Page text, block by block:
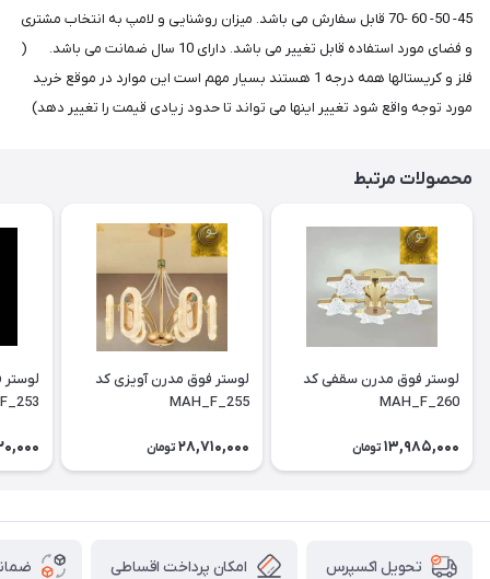
45- 50- 60 -70 قابل سفارش می باشد. میزان روشنایی و لامپ به انتخاب مشتری
و فضای مورد استفاده قابل تغییر می باشد. دارای 10 سال ضمانت می باشد. (
فلز و کریستالها همه درجه 1 هستند بسیار مهم است این موارد در موقع خرید
مورد توجه واقع شود تغییر اینها می تواند تا حدود زیادی قیمت را تغییر دهد)
محصولات مرتبط
لوستر فوق مدرن سقفی کد
MAH_F_260
13,985,000 تومان
لوستر فوق مدرن آویزی کد
MAH_F_255
28,710,000 تومان
تحویل اکسپرس امکان پرداخت اقساطی